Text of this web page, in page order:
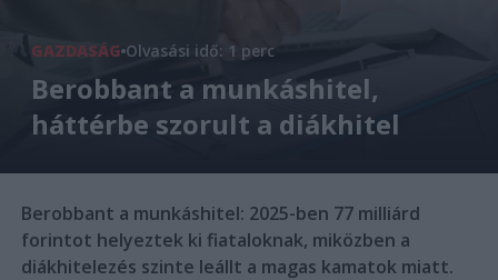
GAZDASÁG Olvasási idő: 1 perc
Berobbant a munkáshitel,
háttérbe szorult a diákhitel
Berobbant a munkáshitel: 2025-ben 77 milliárd
forintot helyeztek ki fiataloknak, miközben a
diákhitelezés szinte leállt a magas kamatok miatt.